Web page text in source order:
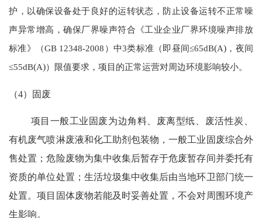
护，以确保设备处于良好的运转状态，防止设备运转不正常噪
声异常增高，确保厂界噪声符合《工业企业厂界环境噪声排放
标准》（GB 12348-2008）中3类标准（即昼间≤65dB(A) ，夜间
≤55dB(A)）限值要求，项目的正常运营对周边环境影响较小。
（4）固废
项目一般工业固废为边角料、废离型纸、废活性炭、
有机废气喷淋废液和化工助剂包装物，一般工业固废综合外
售处置；危险废物为集中收集后暂存于危废暂存间并委托有
资质的单位处置；生活垃圾集中收集后由当地环卫部门统一
处置。项目固体废物若能及时妥善处置，不会对周围环境产
生影响。